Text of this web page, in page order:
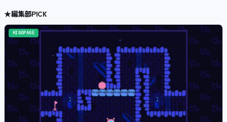
★編集部PICK
HIGOPAGE